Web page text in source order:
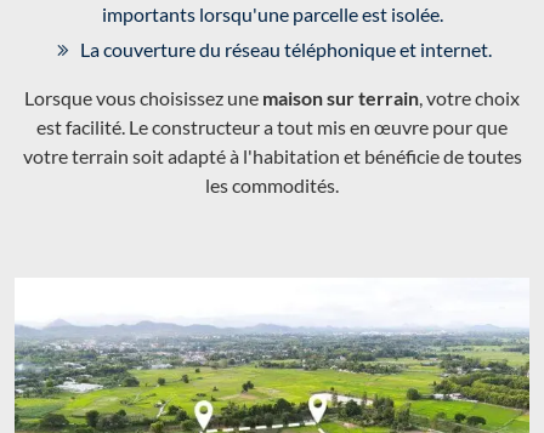
importants lorsqu'une parcelle est isolée.
La couverture du réseau téléphonique et internet.
Lorsque vous choisissez une maison sur terrain , votre choix
est facilité. Le constructeur a tout mis en œuvre pour que
votre terrain soit adapté à l'habitation et bénéficie de toutes
les commodités.